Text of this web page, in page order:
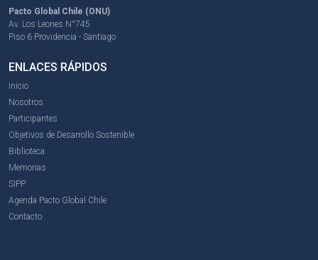
Pacto Global Chile (ONU)
Av. Los Leones N°745
Piso 6 Providencia - Santiago
ENLACES RÁPIDOS
Inicio
Nosotros
Participantes
Objetivos de Desarrollo Sostenible
Biblioteca
Memorias
SIPP
Agenda Pacto Global Chile
Contacto